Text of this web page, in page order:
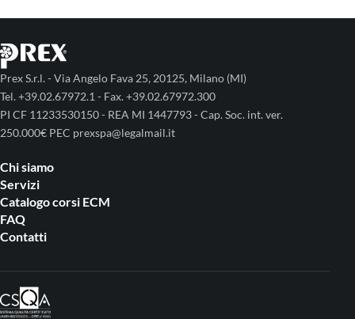
Prex S.r.l. - Via Angelo Fava 25, 20125, Milano (MI)
Tel. +39.02.67972.1 - Fax. +39.02.67972.300
PI CF 11233530150 - REA MI 1447793 - Cap. Soc. int. ver.
250.000€ PEC prexspa@legalmail.it
Chi siamo
Servizi
Catalogo corsi ECM
FAQ
Contatti